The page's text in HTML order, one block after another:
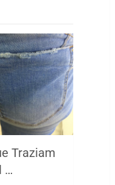
Traziam
…